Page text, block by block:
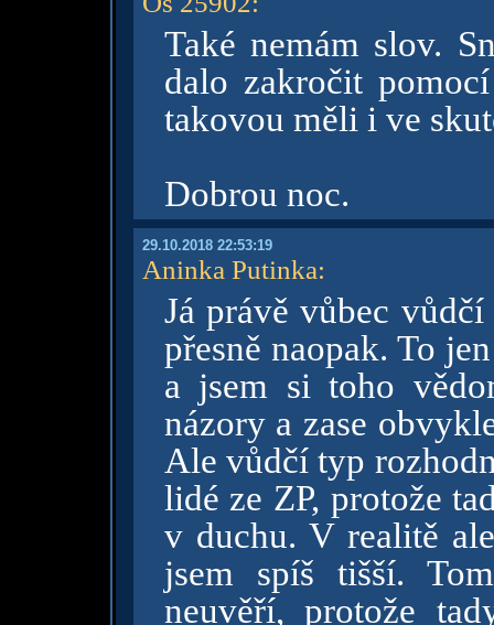
Také nemám slov.
dalo zakročit
takovou měli i ve
Dobrou noc.
29.10.2018 22:53:19
Aninka Putinka:
Já právě vůbec
přesně naopak. To
a jsem si toho
názory a zase
Ale vůdčí typ
lidé ze ZP, protože
v duchu. V realitě
jsem spíš tišší.
neuvěří, protože